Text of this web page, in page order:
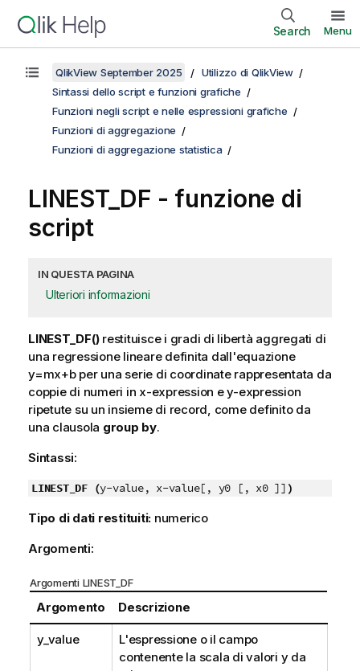
Search Menu
QlikView September 2025
Utilizzo di QlikView
Sintassi dello script e funzioni grafiche
Funzioni negli script e nelle espressioni grafiche
Funzioni di aggregazione
Funzioni di aggregazione statistica
LINEST_DF - funzione di
script
IN QUESTA PAGINA
Ulteriori informazioni
LINEST_DF()restituisce i gradi di libertà aggregati di
una regressione lineare definita dall'equazione
y=mx+bper una serie di coordinate rappresentata da
coppie di numeri in x-expression ey-expression
ripetute su un insieme di record, come definito da
una clausola group by.
Sintassi:
LINEST_DF (y-value, x-value[, y0 [, x0 ]] )
Tipo di dati restituiti: numerico
Argomenti:
Argomenti LINEST_DF
Argomento Descrizione
y_value
L'espressione o il campo
contenente la scala di valori yda